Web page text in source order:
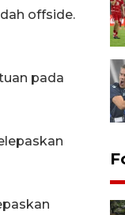
offside.
pada